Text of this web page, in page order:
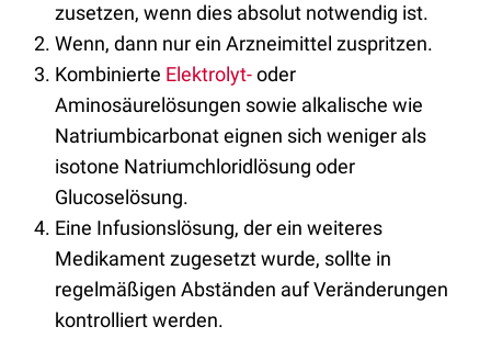
zusetzen, wenn dies absolut notwendig ist.
Wenn, dann nur ein Arzneimittel zuspritzen.
Kombinierte Elektrolyt-oder
Aminosäurelösungen sowie alkalische wie
Natriumbicarbonat eignen sich weniger als
isotone Natriumchloridlösung oder
Glucoselösung.
Eine Infusionslösung, der ein weiteres
Medikament zugesetzt wurde, sollte in
regelmäßigen Abständen auf Veränderungen
kontrolliert werden.